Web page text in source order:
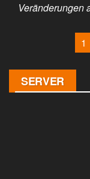
Veränderungen
der
Beiträge
1
SERVER